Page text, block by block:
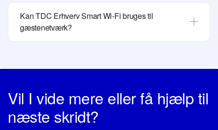
Kan TDC Erhverv Smart Wi-Fi bruges til
gæstenetværk?
Vil I vide mere eller få hjælp til
næste skridt?